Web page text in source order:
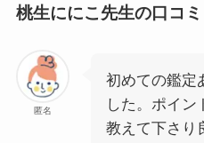
桃生ににこ先生の口コミ
匿名
初めての鑑定
した。ポイン
教えて下さり